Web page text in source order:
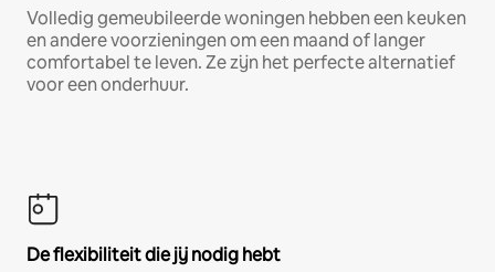
Volledig gemeubileerde woningen hebben een keuken
en andere voorzieningen om een maand of langer
comfortabel te leven. Ze zijn het perfecte alternatief
voor een onderhuur.
De flexibiliteit die jij nodig hebt